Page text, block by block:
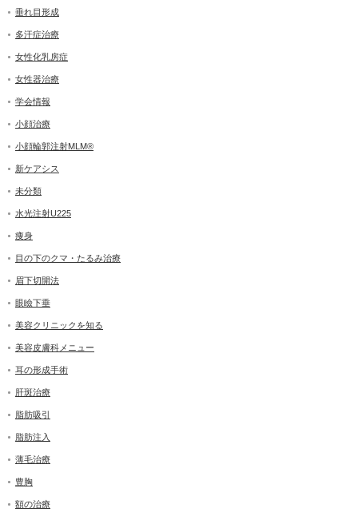
垂れ目形成
多汗症治療
女性化乳房症
女性器治療
学会情報
小顔治療
小顔輪郭注射MLM®
新ケアシス
未分類
水光注射U225
痩身
目の下のクマ・たるみ治療
眉下切開法
眼瞼下垂
美容クリニックを知る
美容皮膚科メニュー
耳の形成手術
肝斑治療
脂肪吸引
脂肪注入
薄毛治療
豊胸
額の治療